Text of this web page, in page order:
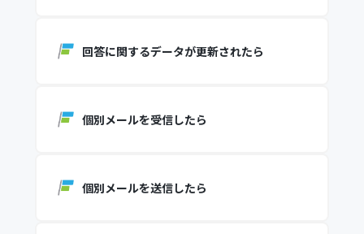
回答に関するデータが更新されたら
個別メールを受信したら
個別メールを送信したら